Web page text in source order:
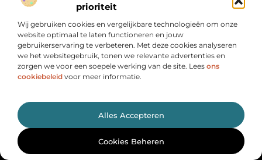
prioriteit
Wij gebruiken cookies en vergelijkbare technologieën om onze
website optimaal te laten functioneren en jouw
gebruikerservaring te verbeteren. Met deze cookies analyseren
we het websitegebruik, tonen we relevante advertenties en
zorgen we voor een soepele werking van de site. Lees ons
cookiebeleid voor meer informatie.
Alles Accepteren
Cookies Beheren
verzameld.
Van motiverende verhalen tot handige tips, ontdek de
veelzijdigheid van het dagelijks leven op Herengracht500.nl.
@2025 All Right Reserved. Design bywww.herengracht500.nl.